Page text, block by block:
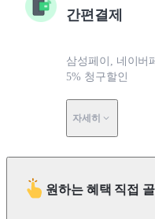
간편결제
삼성페이, 네이버
5% 청구할인
자세히
원하는 혜택 직접 골